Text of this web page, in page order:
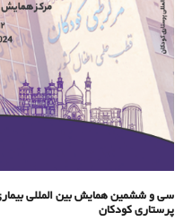
سی و ششمین همایش بین المللی
پرستاری کودکان